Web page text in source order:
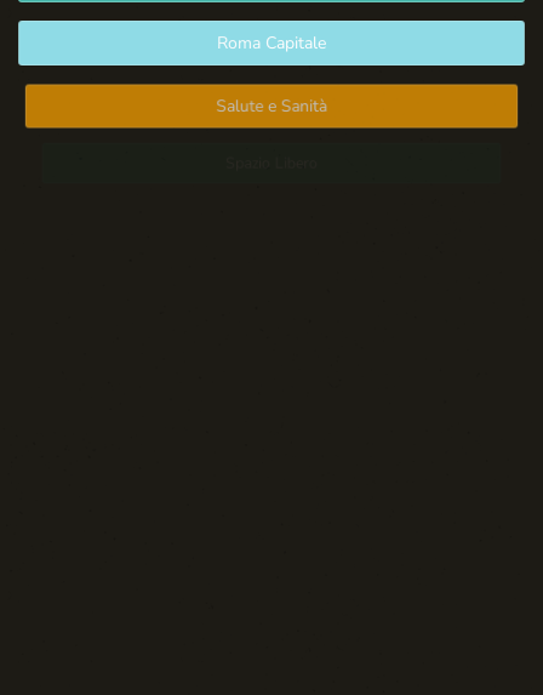
Roma Capitale
Salute e Sanità